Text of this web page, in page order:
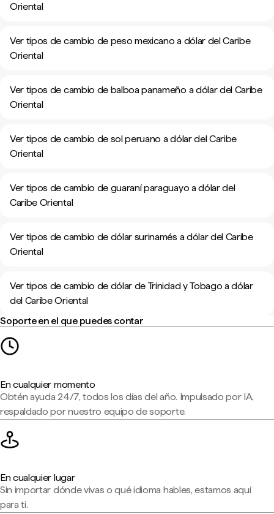
Oriental
Ver tipos de cambio de peso mexicano a dólar del Caribe
Oriental
Ver tipos de cambio de balboa panameño a dólar del Caribe
Oriental
Ver tipos de cambio de sol peruano a dólar del Caribe
Oriental
Ver tipos de cambio de guaraní paraguayo a dólar del
Caribe Oriental
Ver tipos de cambio de dólar surinamés a dólar del Caribe
Oriental
Ver tipos de cambio de dólar de Trinidad y Tobago a dólar
del Caribe Oriental
Soporte en el que puedes contar
En cualquier momento
Obtén ayuda 24/7, todos los días del año. Impulsado por IA,
respaldado por nuestro equipo de soporte.
En cualquier lugar
Sin importar dónde vivas o qué idioma hables, estamos aquí
para ti.